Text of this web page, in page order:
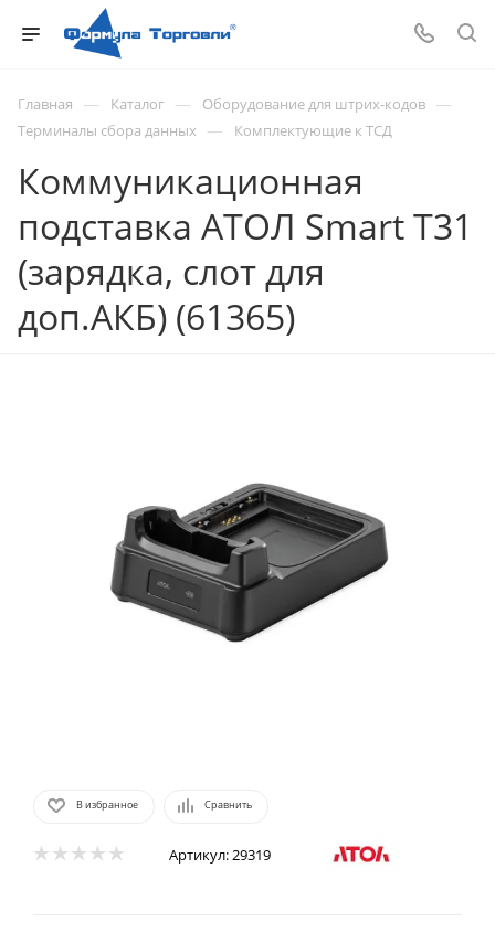
Главная — Каталог — Оборудование для штрих-кодов —
Терминалы сбора данных — Комплектующие к ТСД
Коммуникационная
подставка АТОЛ Smart T31
(зарядка, слот для
доп.АКБ) (61365)
В избранное Сравнить
Артикул:29319